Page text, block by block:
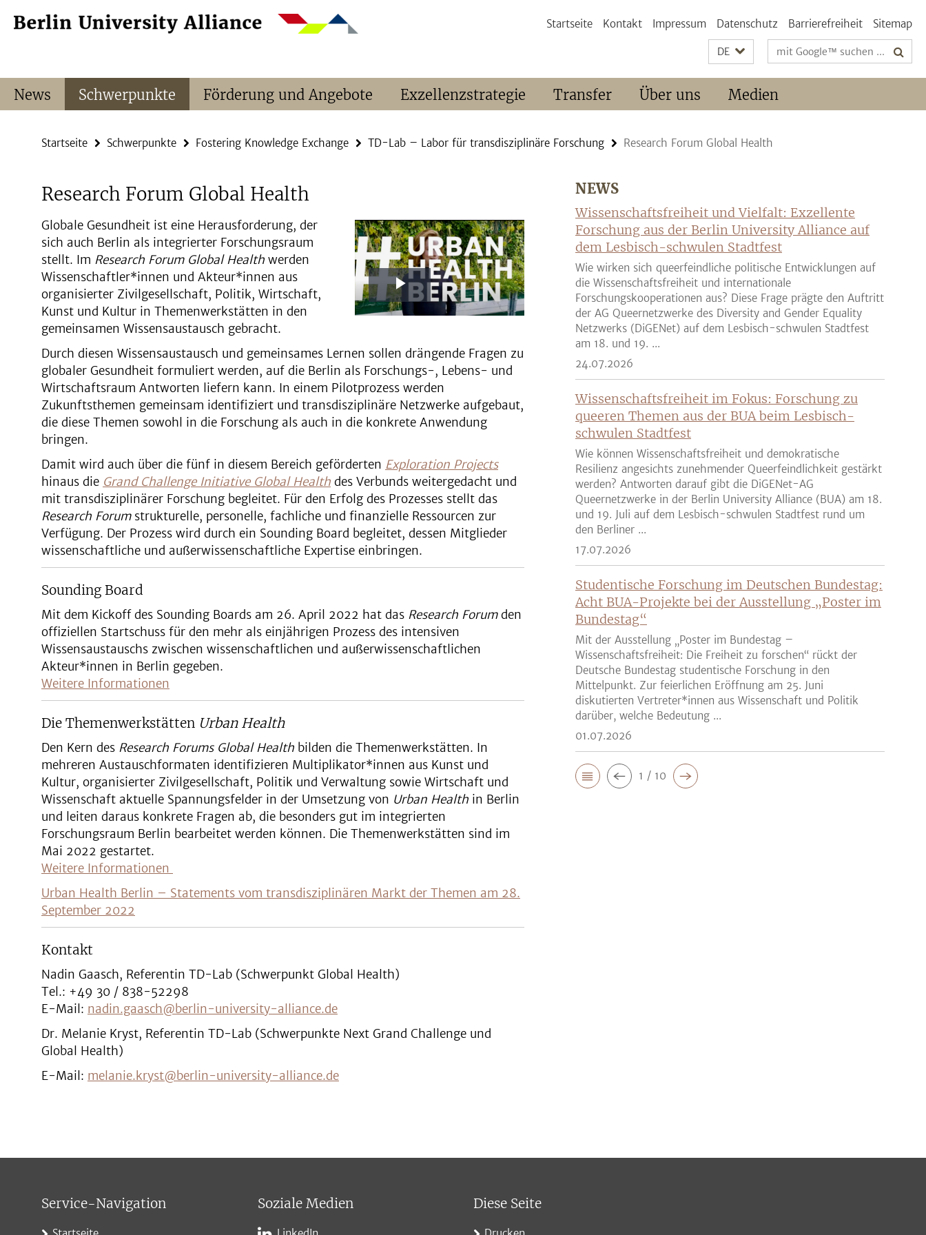
direkt
Service-
Startseite Kontakt Impressum Datenschutz Barrierefreiheit Sitemap
DE Suchbegriffe
News Schwerpunkte Förderung und Angebote Exzellenzstrategie Transfer Über uns Medien
Startseite Schwerpunkte Fostering Knowledge Exchange TD-Lab – Labor für transdisziplinäre Forschung Research Forum Global Health
Research Forum Global Health
Play
Globale Gesundheit ist eine Herausforderung, der
sich auch Berlin als integrierter Forschungsraum
stellt. Im Research Forum Global Health werden
Wissenschaftler*innen und Akteur*innen aus
organisierter Zivilgesellschaft, Politik, Wirtschaft,
Kunst und Kultur in Themenwerkstätten in den
gemeinsamen Wissensaustausch gebracht.
Durch diesen Wissensaustausch und gemeinsames Lernen sollen drängende Fragen zu
globaler Gesundheit formuliert werden, auf die Berlin als Forschungs-, Lebens- und
Wirtschaftsraum Antworten liefern kann. In einem Pilotprozess werden
Zukunftsthemen gemeinsam identifiziert und transdisziplinäre Netzwerke aufgebaut,
die diese Themen sowohl in die Forschung als auch in die konkrete Anwendung
bringen.
Damit wird auch über die fünf in diesem Bereich geförderten Exploration Projects
hinaus die Grand Challenge Initiative Global Health des Verbunds weitergedacht und
mit transdisziplinärer Forschung begleitet. Für den Erfolg des Prozesses stellt das
Research Forumstrukturelle, personelle, fachliche und finanzielle Ressourcen zur
Verfügung. Der Prozess wird durch ein Sounding Board begleitet, dessen Mitglieder
wissenschaftliche und außerwissenschaftliche Expertise einbringen.
Sounding Board
Mit dem Kickoff des Sounding Boards am 26. April 2022 hat das Research Forumden
offiziellen Startschuss für den mehr als einjährigen Prozess des intensiven
Wissensaustauschs zwischen wissenschaftlichen und außerwissenschaftlichen
Akteur*innen in Berlin gegeben.
Weitere Informationen
Die Themenwerkstätten Urban Health
Den Kern des Research Forums Global Health bilden die Themenwerkstätten. In
mehreren Austauschformaten identifizieren Multiplikator*innen aus Kunst und
Kultur, organisierter Zivilgesellschaft, Politik und Verwaltung sowie Wirtschaft und
Wissenschaft aktuelle Spannungsfelder in der Umsetzung von Urban Health in Berlin
und leiten daraus konkrete Fragen ab, die besonders gut im integrierten
Forschungsraum Berlin bearbeitet werden können. Die Themenwerkstätten sind im
Mai 2022 gestartet.
Weitere Informationen
Urban Health Berlin – Statements vom transdisziplinären Markt der Themen am 28.
September 2022
Kontakt
Nadin Gaasch, Referentin TD-Lab (Schwerpunkt Global Health)
Tel.: +49 30 / 838-52298
E-Mail: nadin.gaasch@berlin-university-alliance.de
Dr. Melanie Kryst, Referentin TD-Lab (Schwerpunkte Next Grand Challenge und
Global Health)
E-Mail: melanie.kryst@berlin-university-alliance.de
NEWS
Wissenschaftsfreiheit und Vielfalt: Exzellente
Forschung aus der Berlin University Alliance auf
dem Lesbisch-schwulen Stadtfest
Wie wirken sich queerfeindliche politische Entwicklungen auf
die Wissenschaftsfreiheit und internationale
Forschungskooperationen aus? Diese Frage prägte den Auftritt
der AG Queernetzwerke des Diversity and Gender Equality
Netzwerks (DiGENet) auf dem Lesbisch-schwulen Stadtfest
am 18. und 19. ...
24.07.2026
Wissenschaftsfreiheit im Fokus: Forschung zu
queeren Themen aus der BUA beim Lesbisch-
schwulen Stadtfest
Wie können Wissenschaftsfreiheit und demokratische
Resilienz angesichts zunehmender Queerfeindlichkeit gestärkt
werden? Antworten darauf gibt die DiGENet-AG
Queernetzwerke in der Berlin University Alliance (BUA) am 18.
und 19. Juli auf dem Lesbisch-schwulen Stadtfest rund um
den Berliner ...
17.07.2026
Studentische Forschung im Deutschen Bundestag:
Acht BUA-Projekte bei der Ausstellung „Poster im
Bundestag“
Mit der Ausstellung „Poster im Bundestag –
Wissenschaftsfreiheit: Die Freiheit zu forschen“ rückt der
Deutsche Bundestag studentische Forschung in den
Mittelpunkt. Zur feierlichen Eröffnung am 25. Juni
diskutierten Vertreter*innen aus Wissenschaft und Politik
darüber, welche Bedeutung ...
01.07.2026
1 / 10
Service-Navigation Soziale Medien Diese Seite